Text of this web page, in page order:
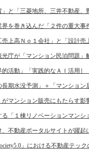
と「三菱地所、三井不動産、
を巻き込んだ「２件の重大事
上高Ｎｏ１会社」と「設計売
庁が「マンション民泊問題」
活動」「実践的なＡＩ活用
期水没予測」＋「マンショ
マンション販売にもたらす影
「１棟リノベーションマンシ
不動産ポータルサイトが躍起
」における不動産テック